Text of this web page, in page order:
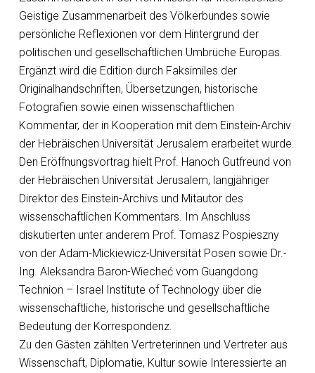
Geistige Zusammenarbeit des Völkerbundes sowie
persönliche Reflexionen vor dem Hintergrund der
politischen und gesellschaftlichen Umbrüche Europas.
Ergänzt wird die Edition durch Faksimiles der
Originalhandschriften, Übersetzungen, historische
Fotografien sowie einen wissenschaftlichen
Kommentar, der in Kooperation mit dem Einstein-Archiv
der Hebräischen Universität Jerusalem erarbeitet wurde.
Den Eröffnungsvortrag hielt Prof. Hanoch Gutfreund von
der Hebräischen Universität Jerusalem, langjähriger
Direktor des Einstein-Archivs und Mitautor des
wissenschaftlichen Kommentars. Im Anschluss
diskutierten unter anderem Prof. Tomasz Pospieszny
von der Adam-Mickiewicz-Universität Posen sowie Dr.-
Ing. Aleksandra Baron-Wiecheć vom Guangdong
Technion – Israel Institute of Technology über die
wissenschaftliche, historische und gesellschaftliche
Bedeutung der Korrespondenz.
Zu den Gästen zählten Vertreterinnen und Vertreter aus
Wissenschaft, Diplomatie, Kultur sowie Interessierte an